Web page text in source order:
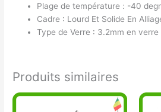
Plage de température : -40
Cadre : Lourd Et Solide En
Type de Verre : 3.2mm en verre
Produits similaires